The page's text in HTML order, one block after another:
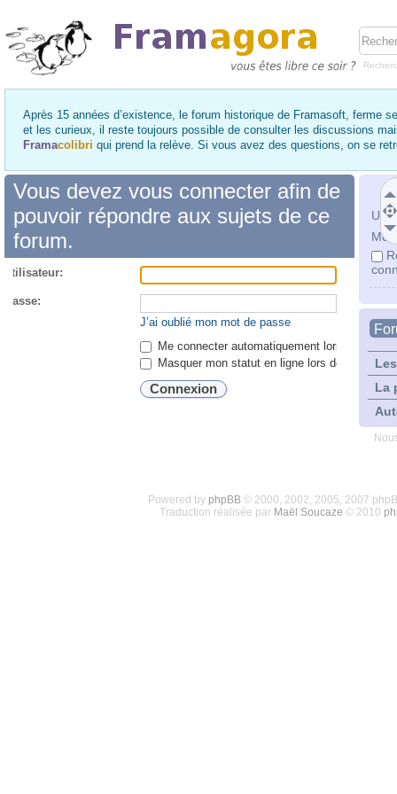
Après 15 années d’existence, le forum historique de Framasoft, ferme
et les curieux, il reste toujours possible de consulter les discussions
Framacolibri qui prend la relève. Si vous avez des questions, on se
Mot
La
Vous devez vous connecter afin de
pouvoir répondre aux sujets de ce
forum.
passe:
J’ai oublié mon mot de passe
Me connecter automatiquement lors de
Masquer mon statut en ligne lors de cette
Powered by phpBB© 2000, 2002, 2005, 2007
Traduction réalisée par Maël Soucaze © 2010